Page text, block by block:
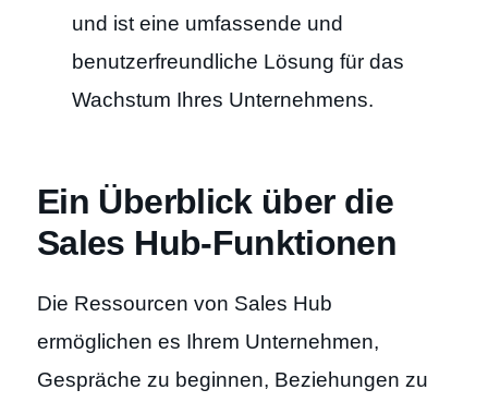
und ist eine umfassende und
benutzerfreundliche Lösung für das
Wachstum Ihres Unternehmens.
Ein Überblick über die
Sales Hub-Funktionen
Die Ressourcen von Sales Hub
ermöglichen es Ihrem Unternehmen,
Gespräche zu beginnen, Beziehungen zu